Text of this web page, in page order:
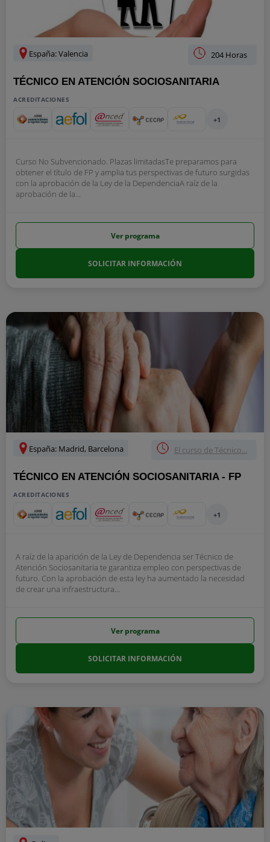
España: Valencia 204 Horas
TÉCNICO EN ATENCIÓN SOCIOSANITARIA
ACREDITACIONES
+1
Curso No Subvencionado. Plazas limitadasTe preparamos para
obtener el título de FP y amplia tus perspectivas de futuro surgidas
con la aprobación de la Ley de la DependenciaA raíz de la
aprobación de la...
Ver programa
SOLICITAR INFORMACIÓN
España: Madrid, Barcelona El curso de Técnico...
TÉCNICO EN ATENCIÓN SOCIOSANITARIA - FP
ACREDITACIONES
+1
A raíz de la aparición de la Ley de Dependencia ser Técnico de
Atención Sociosanitaria te garantiza empleo con perspectivas de
futuro. Con la aprobación de esta ley ha aumentado la necesidad
de crear una infraestructura...
Ver programa
SOLICITAR INFORMACIÓN